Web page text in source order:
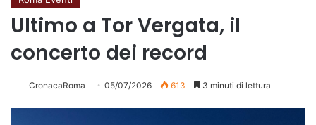
Ultimo a Tor Vergata, il
concerto dei record
CronacaRoma 05/07/2026 613 3 minuti di lettura